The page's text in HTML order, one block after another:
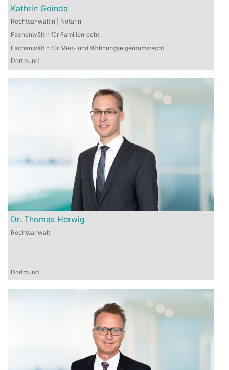
Kathrin Goinda
Rechtsanwältin | Notarin
Fachanwältin für Familienrecht
Fachanwältin für Miet- und Wohnungseigentumsrecht
Dortmund
Dr. Thomas Herwig
Rechtsanwalt
Dortmund